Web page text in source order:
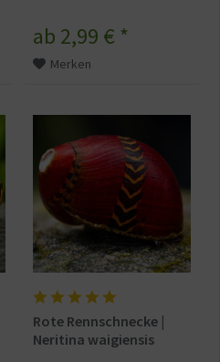
ab 2,99 € *
Merken
Rote Rennschnecke |
Neritina waigiensis